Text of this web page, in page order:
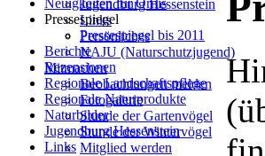
Jugendburg Hessenstein
Links
Persönliches
NAJU (Naturschutzjugend)
Mitmachen
Beobachtungen melden
Fotogalerie
Stunde der Gartenvögel
Stunde der Wintervögel
Mitglied werden
Pressespiegel
Pressespiegel bis 2011
Berichte
Rezensionen
Regionale Landschaftspflege
Regionale Naturprodukte
Naturbilder
Jugendburg Hessenstein
Links